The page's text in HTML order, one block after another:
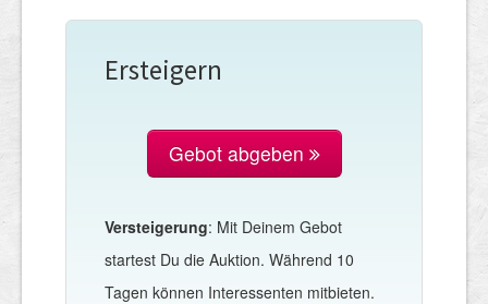
Ersteigern
Gebot abgeben
Versteigerung: Mit Deinem Gebot
startest Du die Auktion. Während 10
Tagen können Interessenten mitbieten.